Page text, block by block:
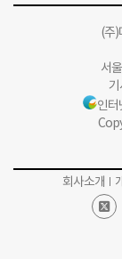
(주
서
인터
회사소개